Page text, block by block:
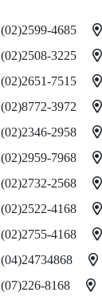
(02)2599-4685
(02)2508-3225
(02)2651-7515
(02)8772-3972
(02)2346-2958
(02)2959-7968
(02)2732-2568
(02)2522-4168
(02)2755-4168
(04)24734868
(07)226-8168